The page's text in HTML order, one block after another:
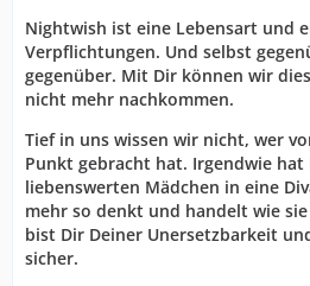
Nightwish ist eine Lebensart und
Verpflichtungen. Und selbst
gegenüber. Mit Dir können wir
nicht mehr nachkommen.
Tief in uns wissen wir nicht, wer
Punkt gebracht hat. Irgendwie hat
liebenswerten Mädchen in eine
mehr so denkt und handelt wie
bist Dir Deiner Unersetzbarkeit
sicher.